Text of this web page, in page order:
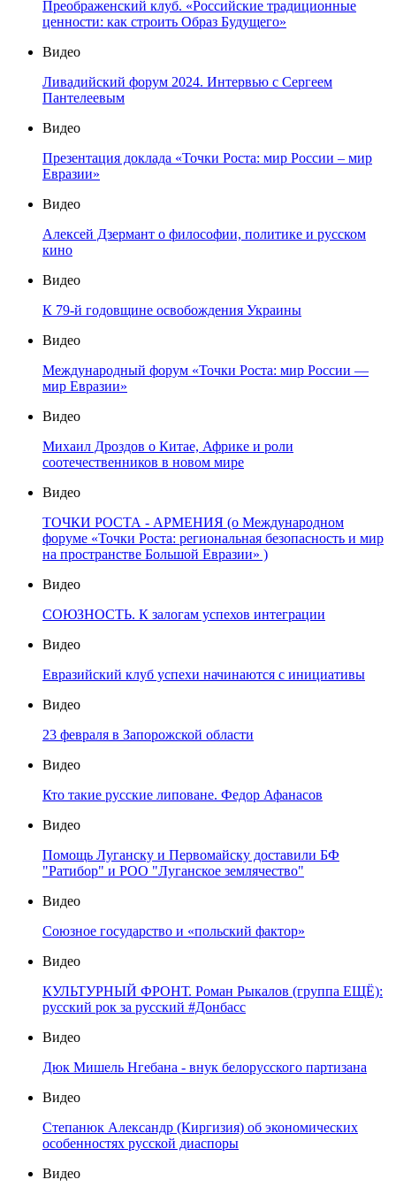
Преображенский клуб. «Российские традиционные
ценности: как строить Образ Будущего»
Видео
Ливадийский форум 2024. Интервью с Сергеем
Пантелеевым
Видео
Презентация доклада «Точки Роста: мир России – мир
Евразии»
Видео
Алексей Дзермант о философии, политике и русском
кино
Видео
К 79-й годовщине освобождения Украины
Видео
Международный форум «Точки Роста: мир России —
мир Евразии»
Видео
Михаил Дроздов о Китае, Африке и роли
соотечественников в новом мире
Видео
ТОЧКИ РОСТА - АРМЕНИЯ (о Международном
форуме «Точки Роста: региональная безопасность и мир
на пространстве Большой Евразии» )
Видео
СОЮЗНОСТЬ. К залогам успехов интеграции
Видео
Евразийский клуб успехи начинаются с инициативы
Видео
23 февраля в Запорожской области
Видео
Кто такие русские липоване. Федор Афанасов
Видео
Помощь Луганску и Первомайску доставили БФ
"Ратибор" и РОО "Луганское землячество"
Видео
Союзное государство и «польский фактор»
Видео
КУЛЬТУРНЫЙ ФРОНТ. Роман Рыкалов (группа ЕЩЁ):
русский рок за русский #Донбасс
Видео
Дюк Мишель Нгебана - внук белорусского партизана
Видео
Степанюк Александр (Киргизия) об экономических
особенностях русской диаспоры
Видео